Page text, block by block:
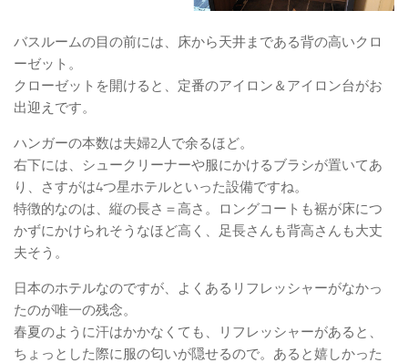
バスルームの目の前には、床から天井まである背の高いクロ
ーゼット。
クローゼットを開けると、定番のアイロン＆アイロン台がお
出迎えです。
ハンガーの本数は夫婦2人で余るほど。
右下には、シュークリーナーや服にかけるブラシが置いてあ
り、さすがは4つ星ホテルといった設備ですね。
特徴的なのは、縦の長さ＝高さ。ロングコートも裾が床につ
かずにかけられそうなほど高く、足長さんも背高さんも大丈
夫そう。
日本のホテルなのですが、よくあるリフレッシャーがなかっ
たのが唯一の残念。
春夏のように汗はかかなくても、リフレッシャーがあると、
ちょっとした際に服の匂いが隠せるので。あると嬉しかった